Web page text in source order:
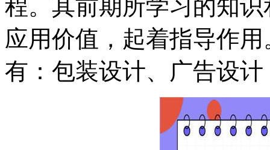
程。其前期所学习的知
应用价值，起着指导作
有：包装设计、广告设